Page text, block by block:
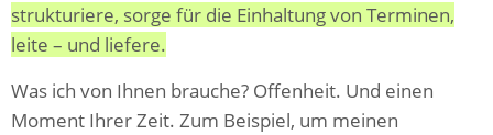
strukturiere, sorge für die Einhaltung von Terminen,
leite – und liefere.
Was ich von Ihnen brauche? Offenheit. Und einen
Moment Ihrer Zeit. Zum Beispiel, um meinen